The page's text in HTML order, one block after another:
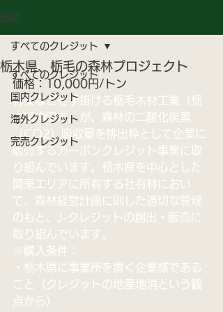
記事
すべてのクレジット
国内クレジット
海外クレジット
完売クレジット
すべてのクレジット
栃木県、栃毛の森林プロジェクト
価格：10,000円/トン
林業などを手掛ける栃毛木材工業（栃
木県鹿沼市）が、森林の二酸化炭素
（CO2）吸収量を排出枠として企業に
販売するカーボンクレジット事業に 取
り組んでいます。栃木県を中心とした
関東エリアに所有する社有林におい
て、森林経営計画に則した適切な管理
のもと、J-クレジットの創出・販売に
取り組んでいます。
※購入条件：
・栃木県に事業所を置く企業様である
こと（クレジットの地産地消という観
点から）